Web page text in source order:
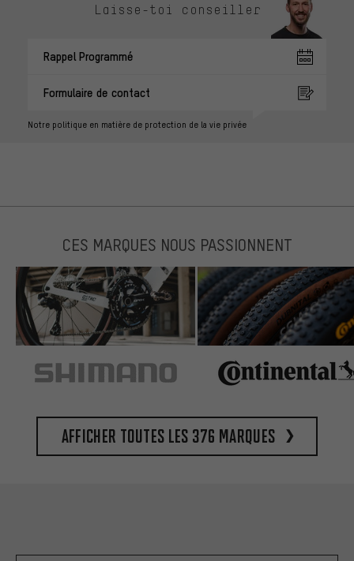
Laisse-toi conseiller
Rappel Programmé
Formulaire de contact
Notre politique en matière de protection de la vie privée
CES MARQUES NOUS PASSIONNENT
Afficher toutes les 376 marques